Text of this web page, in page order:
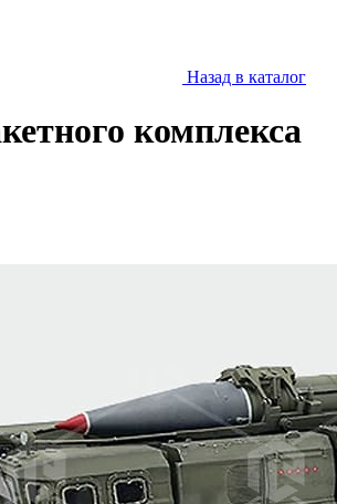
Назад в каталог
комплекса